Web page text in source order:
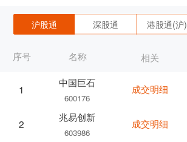
沪股通 深股通 港股通(沪)
序号 名称
1
中国巨石
600176
2
兆易创新
603986
相关
成交明细
成交明细